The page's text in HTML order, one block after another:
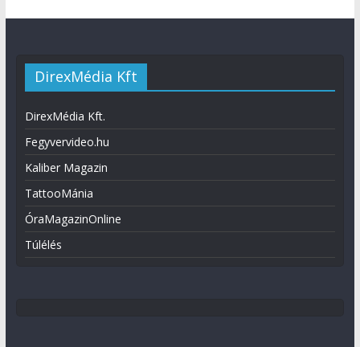
DirexMédia Kft
DirexMédia Kft.
Fegyvervideo.hu
Kaliber Magazin
TattooMánia
ÓraMagazinOnline
Túlélés